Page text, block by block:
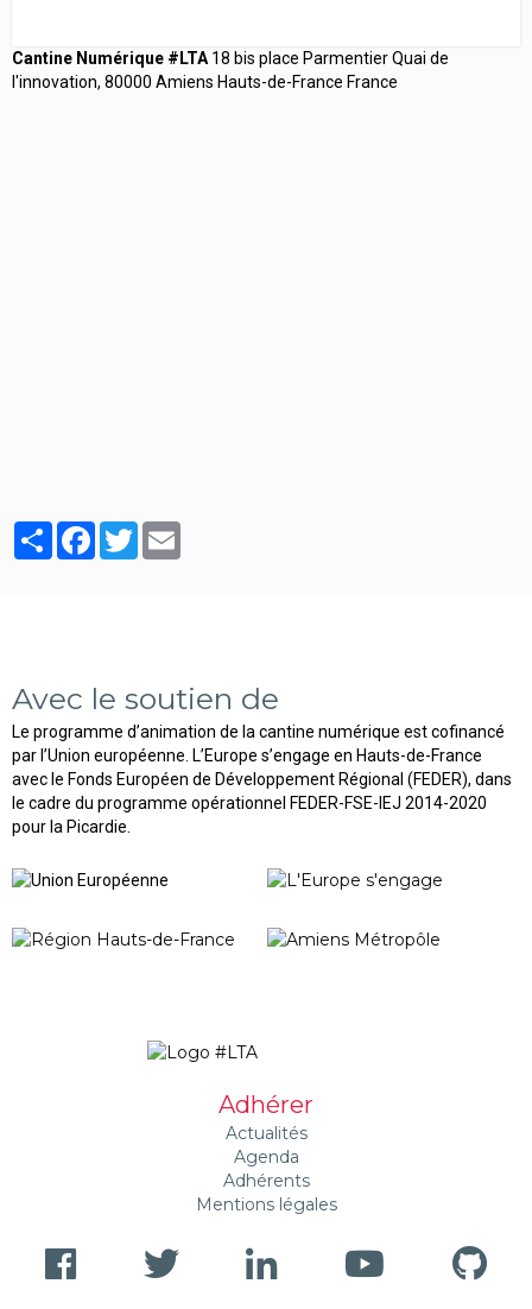
Cantine Numérique #LTA 18 bis place Parmentier Quai de
l'innovation, 80000 Amiens Hauts-de-France France
PartagerFacebook
Twitter
Avec le soutien de
Le programme d’animation de la cantine numérique est cofinancé
par l’Union européenne. L’Europe s’engage en Hauts-de-France
avec le Fonds Européen de Développement Régional (FEDER), dans
le cadre du programme opérationnel FEDER-FSE-IEJ 2014-2020
pour la Picardie.
Adhérer
Actualités
Agenda
Adhérents
Mentions légales